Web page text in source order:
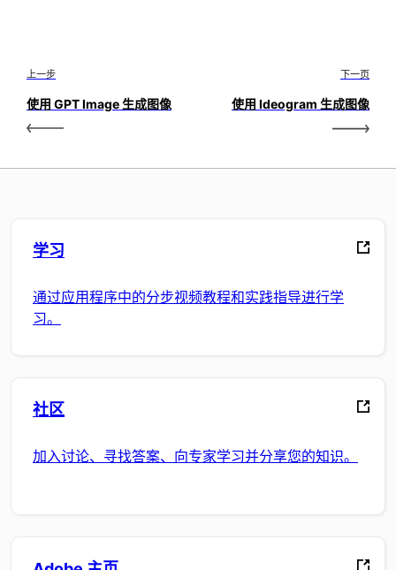
上一步
使用 GPT Image 生成图像
下一页
使用 Ideogram 生成图像
学习
通过应用程序中的分步视频教程和实践指导进行学
习。
社区
加入讨论、寻找答案、向专家学习并分享您的知识。